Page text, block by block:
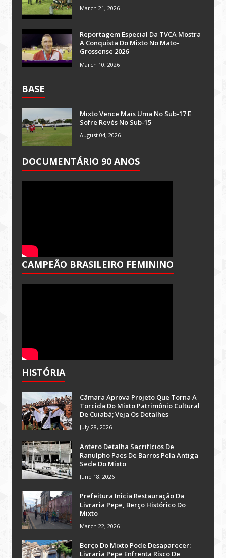
March 21, 2026
Reportagem Especial Da TVCA Mostra
A Conquista Do Mixto No Mato-
Grossense 2026
March 10, 2026
BASE
Mixto Vence Mais Uma No Sub-17 E
Sofre Revés No Sub-15
August 04, 2026
DOCUMENTÁRIO 90 ANOS
CAMPEÃO BRASILEIRO FEMININO
HISTÓRIA
Câmara Aprova Projeto Que Torna A
Torcida Do Mixto Patrimônio Cultural
De Cuiabá; Veja Os Detalhes
July 28, 2026
Antero Detalha Sacrifícios De
Ranulpho Paes De Barros Pela Antiga
Sede Do Mixto
June 18, 2026
Prefeitura Inicia Restauração Da
Livraria Pepe, Berço Histórico Do
Mixto
March 22, 2026
Berço Do Mixto Pode Desaparecer:
Livraria Pepe Enfrenta Risco De